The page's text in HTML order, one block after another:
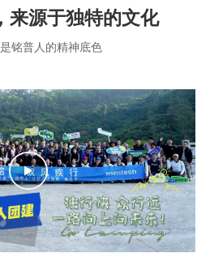
来源于独特的文化
铭普人的精神底色